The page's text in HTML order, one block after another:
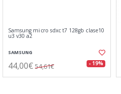
Samsung micro sdxc t7 128gb clase10
u3 v30 a2
SAMSUNG
44,00€ 54,61€ - 19%